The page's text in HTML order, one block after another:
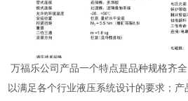
万福乐公司产品一个特点是品种规格齐
以满足各个行业液压系统设计的要求；